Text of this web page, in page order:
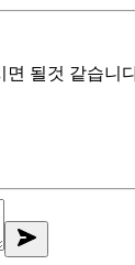
면 될것 같습니